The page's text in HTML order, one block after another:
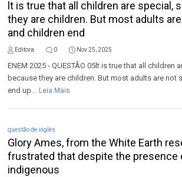
lt is true that all children are special,
they are children. But most adults
and children end
Editora 0 Nov 25, 2025
ENEM 2025 - QUESTÃO 05lt is true that all children
because they are children. But most adults are not
end up... Leia Mais
questão de inglês
Glory Ames, from the White Earth
frustrated that despite the presence
indigenous